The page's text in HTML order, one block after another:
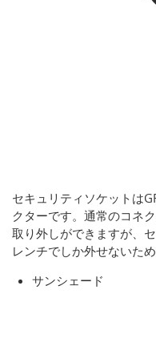
セキュリティソケットは
クターです。通常のコネ
取り外しができますが、
レンチでしか外せないた
サンシェード